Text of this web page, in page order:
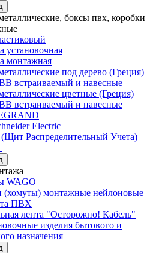
боксы пвх, коробки
установочная
монтажная
под дерево (Греция)
встраиваемый и навесные
цветные (Греция)
встраиваемый и навесные
Electric
Распределительный Учета)
WAGO
(хомуты) монтажные нейлоновые
ПВХ
лента "Осторожно! Кабель"
изделия бытового и
назначения